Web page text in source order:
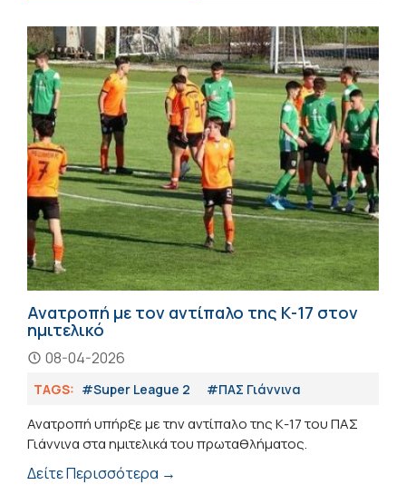
Ανατροπή με τον αντίπαλο της Κ-17 στον
ημιτελικό
08-04-2026
TAGS: #Super League 2 #ΠΑΣ Γιάννινα
Ανατροπή υπήρξε με την αντίπαλο της Κ-17 του ΠΑΣ
Γιάννινα στα ημιτελικά του πρωταθλήματος.
Δείτε Περισσότερα →